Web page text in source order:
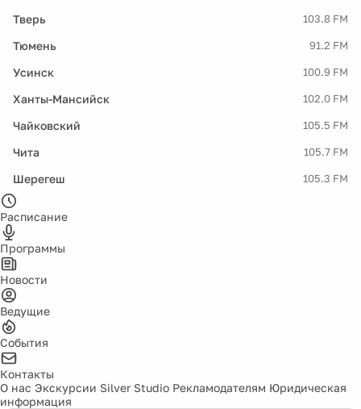
Тверь 103.8 FM
Тюмень 91.2 FM
Усинск 100.9 FM
Ханты-Мансийск 102.0 FM
Чайковский 105.5 FM
Чита 105.7 FM
Шерегеш 105.3 FM
Расписание
Программы
Новости
Ведущие
События
Контакты
О нас Экскурсии Silver Studio Рекламодателям Юридическая
информация